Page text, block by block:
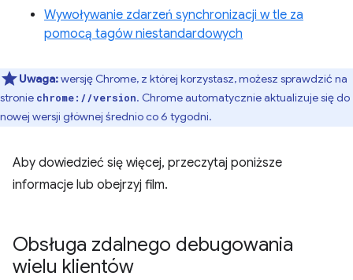
Wywoływanie zdarzeń synchronizacji w tle za
pomocą tagów niestandardowych
Uwaga:wersję Chrome, z której korzystasz, możesz sprawdzić na
stronie chrome://version. Chrome automatycznie aktualizuje się do
nowej wersji głównej średnio co 6 tygodni.
Aby dowiedzieć się więcej, przeczytaj poniższe
informacje lub obejrzyj film.
Obsługa zdalnego debugowania
wielu klientów